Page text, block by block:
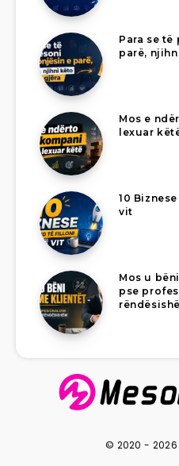
Para se
parë,
Mos e
lexuar
10
vit
Mos u
pse
© 2020 - 2026